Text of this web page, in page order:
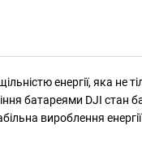
енергії, яка
батареями DJI
вироблення